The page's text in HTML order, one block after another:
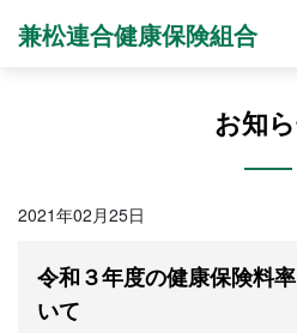
兼松連合健康保険組合
お知
2021年02月25日
令和３年度の健康保険料
いて